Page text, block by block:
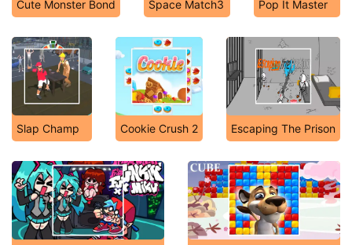
Cute Monster Bond Space Match3 Pop It Master
Slap Champ Cookie Crush 2 Escaping The Prison